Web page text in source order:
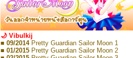
🌙 Vibulkij
■ 09/2014 Pretty Guardian Sailor Moon 1
■ 01/2015 Pretty Guardian Sailor Moon 2